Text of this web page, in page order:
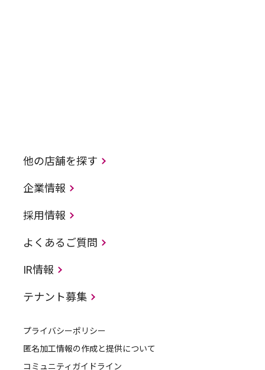
他の店舗を探す
企業情報
採用情報
よくあるご質問
IR情報
テナント募集
プライバシーポリシー
匿名加工情報の作成と提供について
コミュニティガイドライン